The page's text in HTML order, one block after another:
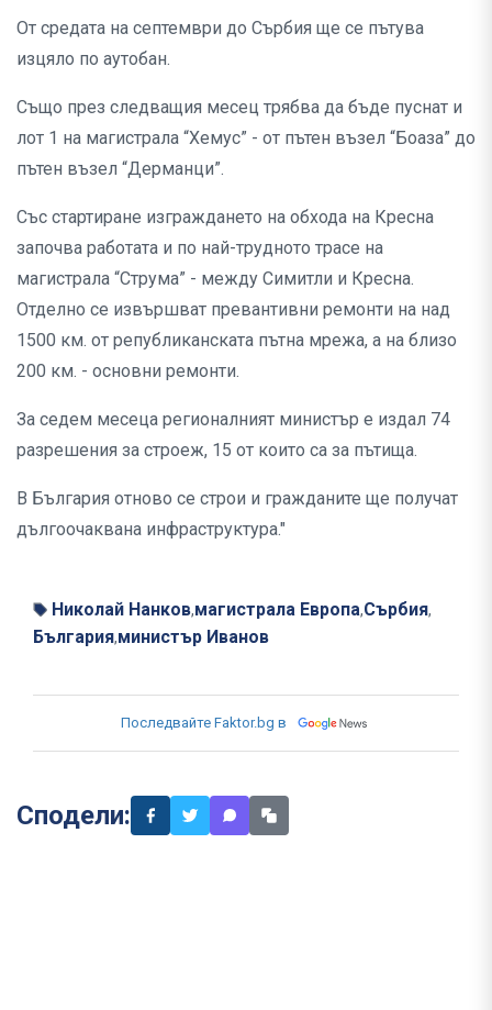
От средата на септември до Сърбия ще се пътува
изцяло по аутобан.
Също през следващия месец трябва да бъде пуснат и
лот 1 на магистрала “Хемус” - от пътен възел “Боаза” до
пътен възел “Дерманци”.
Със стартиране изграждането на обхода на Кресна
започва работата и по най-трудното трасе на
магистрала “Струма” - между Симитли и Кресна.
Отделно се извършват превантивни ремонти на над
1500 км. от републиканската пътна мрежа, а на близо
200 км. - основни ремонти.
За седем месеца регионалният министър е издал 74
разрешения за строеж, 15 от които са за пътища.
В България отново се строи и гражданите ще получат
дългоочаквана инфраструктура."
Николай Нанков,магистрала Европа,Сърбия,
България,министър Иванов
Последвайте Faktor.bg в
Сподели: